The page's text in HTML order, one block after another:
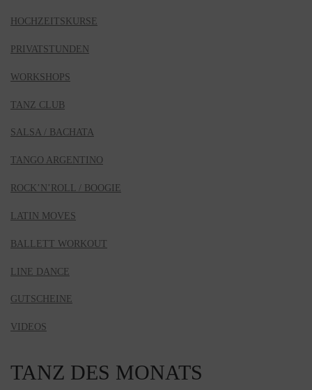
HOCHZEITSKURSE
PRIVATSTUNDEN
WORKSHOPS
TANZ CLUB
SALSA / BACHATA
TANGO ARGENTINO
ROCK’N’ROLL / BOOGIE
LATIN MOVES
BALLETT WORKOUT
LINE DANCE
GUTSCHEINE
VIDEOS
TANZ DES MONATS